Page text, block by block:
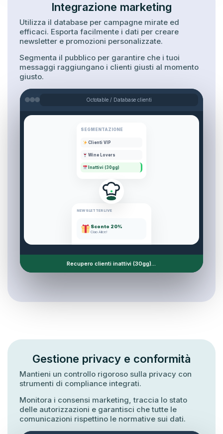
Integrazione marketing
Utilizza il database per campagne mirate ed
efficaci. Esporta facilmente i dati per creare
newsletter e promozioni personalizzate.
Segmenta il pubblico per garantire che i tuoi
messaggi raggiungano i clienti giusti al momento
giusto.
Octotable / Database clienti
SEGMENTAZIONE
Clienti VIP
Wine Lovers
Inattivi (30gg)
Sconto 20%
Ciao Alice!
Recupero clienti inattivi (30gg)...
Gestione privacy e conformità
Mantieni un controllo rigoroso sulla privacy con
strumenti di compliance integrati.
Monitora i consensi marketing, traccia lo stato
delle autorizzazioni e garantisci che tutte le
comunicazioni rispettino le normative sui dati.